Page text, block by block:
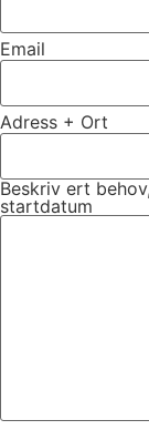
Email
Adress + Ort
Beskriv ert
startdatum